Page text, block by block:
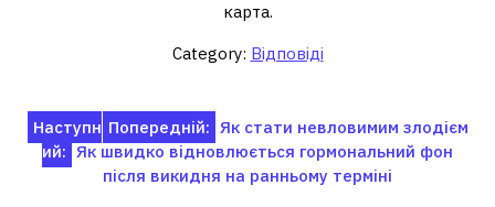
карта.
Category: Відповіді
Навігація
записів
Попередній: Як стати невловимим злодієм
Наступн
ий: Як швидко відновлюється гормональний фон
після викидня на ранньому терміні